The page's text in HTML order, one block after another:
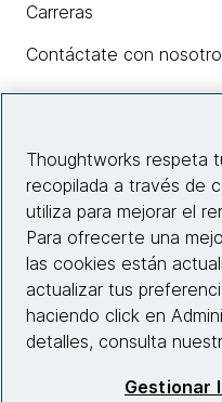
Carreras
Contáctate con
Información del sitio
Thoughtworks respeta
recopilada a través de
utiliza para mejorar el
Para ofrecerte una
las cookies están
actualizar tus
haciendo click en
detalles, consulta
Gestionar